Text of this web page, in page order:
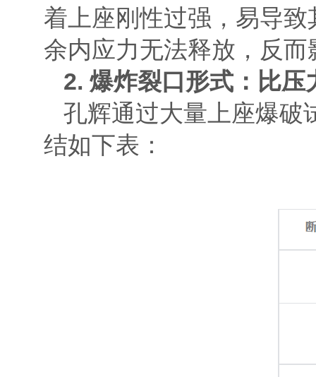
着上座刚性过强，易导
余内应力无法释放，反而
2. 爆炸裂口形式：比压
孔辉通过大量上座爆破
结如下表：